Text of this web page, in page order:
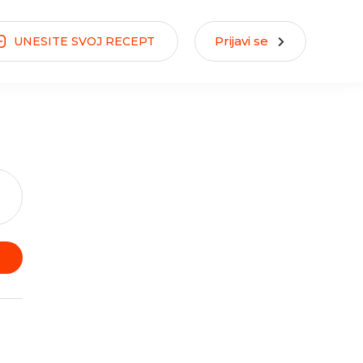
UNESITE SVOJ RECEPT Prijavi se